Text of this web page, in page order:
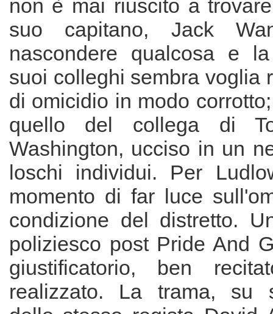
non è mai riuscito a
suo capitano, Jack
nascondere qualcosa e
suoi colleghi sembra voglia
di omicidio in modo
quello del collega di
Washington, ucciso in un
loschi individui. Per
momento di far luce
condizione del distretto.
poliziesco post Pride And
giustificatorio, ben
realizzato. La trama, su